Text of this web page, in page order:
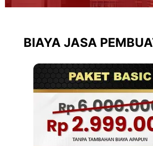
BIAYA JASA